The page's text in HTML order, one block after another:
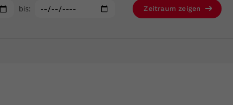
bis: Zeitraum zeigen
Ihrer vorgenommen Einstellungen, falls der